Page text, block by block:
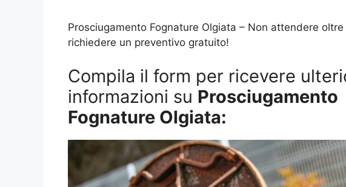
Prosciugamento Fognature Olgiata – Non attendere
richiedere un preventivo gratuito!
Compila il form per ricevere
informazioni su Prosciugamento
Fognature Olgiata: